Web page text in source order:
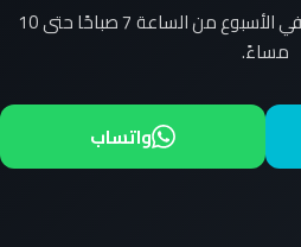
فريقنا مستعد لخدمتك 7 أيام في الأسبوع من الساعة 7 صباحًا حتى 10
مساءً.
واتساب